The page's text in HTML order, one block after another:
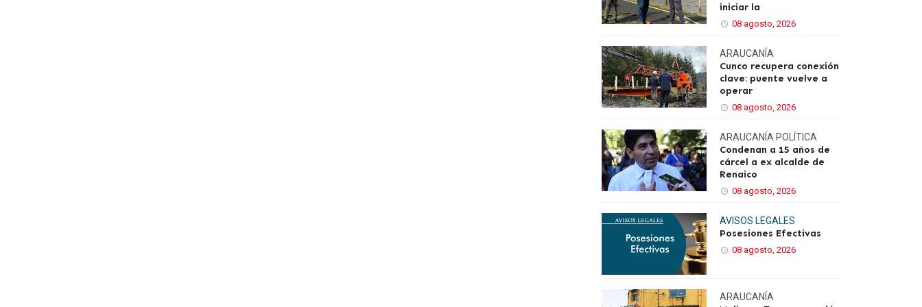
iniciar la
08 agosto, 2026
ARAUCANÍA
Cunco recupera conexión
clave: puente vuelve a
operar
08 agosto, 2026
ARAUCANÍA POLÍTICA
Condenan a 15 años de
cárcel a ex alcalde de
Renaico
08 agosto, 2026
AVISOS LEGALES
Posesiones Efectivas
08 agosto, 2026
ARAUCANÍA